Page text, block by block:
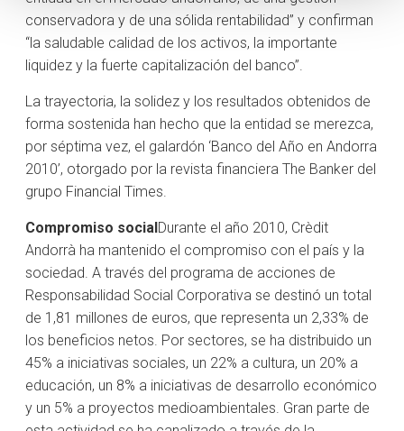
conservadora y de una sólida rentabilidad” y confirman
“la saludable calidad de los activos, la importante
liquidez y la fuerte capitalización del banco”.
La trayectoria, la solidez y los resultados obtenidos de
forma sostenida han hecho que la entidad se merezca,
por séptima vez, el galardón ‘Banco del Año en Andorra
2010’, otorgado por la revista financiera The Banker del
grupo Financial Times.
Compromiso socialDurante el año 2010, Crèdit
Andorrà ha mantenido el compromiso con el país y la
sociedad. A través del programa de acciones de
Responsabilidad Social Corporativa se destinó un total
de 1,81 millones de euros, que representa un 2,33% de
los beneficios netos. Por sectores, se ha distribuido un
45% a iniciativas sociales, un 22% a cultura, un 20% a
educación, un 8% a iniciativas de desarrollo económico
y un 5% a proyectos medioambientales. Gran parte de